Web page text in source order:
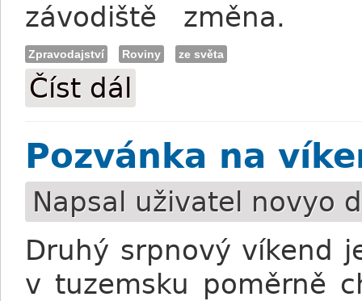
závodiště změna.
Zpravodajství Roviny ze světa
Číst dál
Pozvánka na
Napsal uživatel novyo
Druhý srpnový víkend
v tuzemsku poměrně